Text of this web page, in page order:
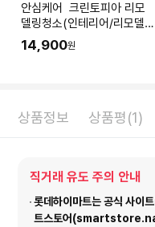
안심케어 크린토피아 리모
델링청소(인테리어/리모델
링 공사 직후) I 공간 평수에
맞춰 수량을 입력해주세요.
14,900원
상품정보 상품평(1)
직거래 유도 주의 안내
롯데하이마트는 공식 사
트스토어